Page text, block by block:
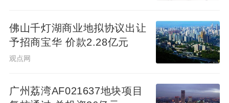
就未来发展空间而言，截止2025年6月30
日，瑞安和合营公司拥有的住宅可售货值486
有104亿元的可售货值，武汉有382亿元可售
佛山千灯湖商业地拟协议出让
予招商宝华 价款2.28亿元
观点网
广州荔湾AF021637地块项目